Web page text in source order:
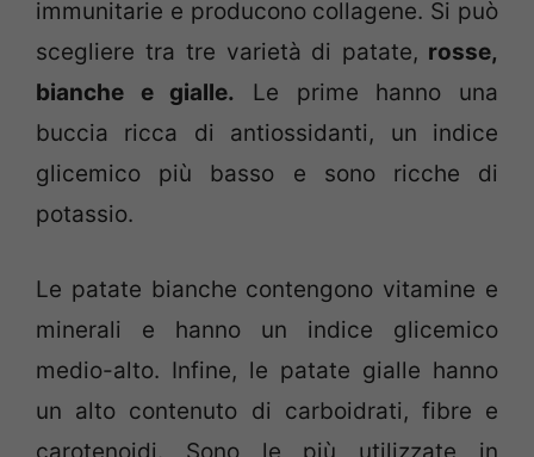
immunitarie e producono collagene. Si può
scegliere tra tre varietà di patate, rosse,
bianche e gialle. Le prime hanno una
buccia ricca di antiossidanti, un indice
glicemico più basso e sono ricche di
potassio.
Le patate bianche contengono vitamine e
minerali e hanno un indice glicemico
medio-alto. Infine, le patate gialle hanno
un alto contenuto di carboidrati, fibre e
carotenoidi. Sono le più utilizzate in